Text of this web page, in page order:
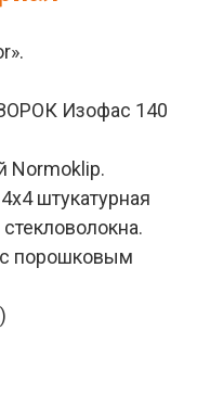
Изофас 140
Normoklip.
штукатурная
порошковым